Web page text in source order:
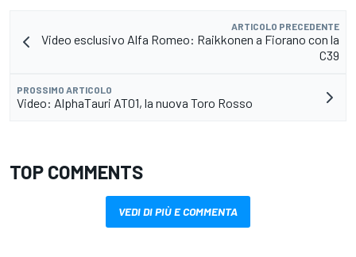
ARTICOLO PRECEDENTE
Video esclusivo Alfa Romeo: Raikkonen a Fiorano con la
C39
PROSSIMO ARTICOLO
Video: AlphaTauri AT01, la nuova Toro Rosso
TOP COMMENTS
VEDI DI PIÙ E COMMENTA